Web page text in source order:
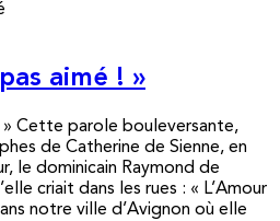
aimé ! »
» Cette parole bouleversante,
de Catherine de Sienne, en
le dominicain Raymond de
criait dans les rues : « L’Amour
notre ville d’Avignon où elle